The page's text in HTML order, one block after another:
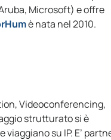
Microsoft) e offre
è nata nel 2010.
Videoconferencing,
strutturato si è
su IP. E’